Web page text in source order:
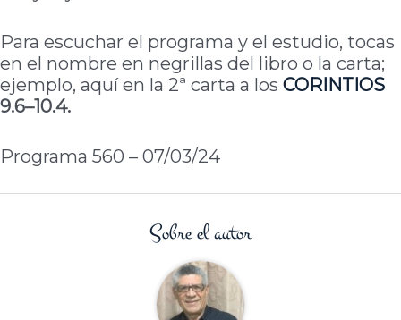
Para escuchar el programa y el estudio, tocas
en el nombre en negrillas del libro o la carta;
ejemplo, aquí en la 2ª carta a los CORINTIOS
9.6–10.4.
Programa 560 – 07/03/24
Sobre el autor